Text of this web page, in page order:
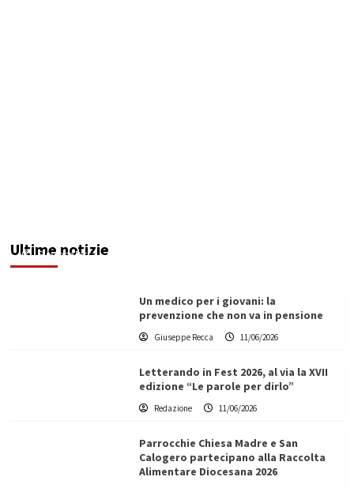
Ultime notizie
Giuseppe Recca
Un medico per i giovani: la
prevenzione che non va in pensione
Giuseppe Recca 11/06/2026
Letterando in Fest 2026, al via la XVII
edizione “Le parole per dirlo”
Redazione 11/06/2026
Parrocchie Chiesa Madre e San
Calogero partecipano alla Raccolta
Alimentare Diocesana 2026